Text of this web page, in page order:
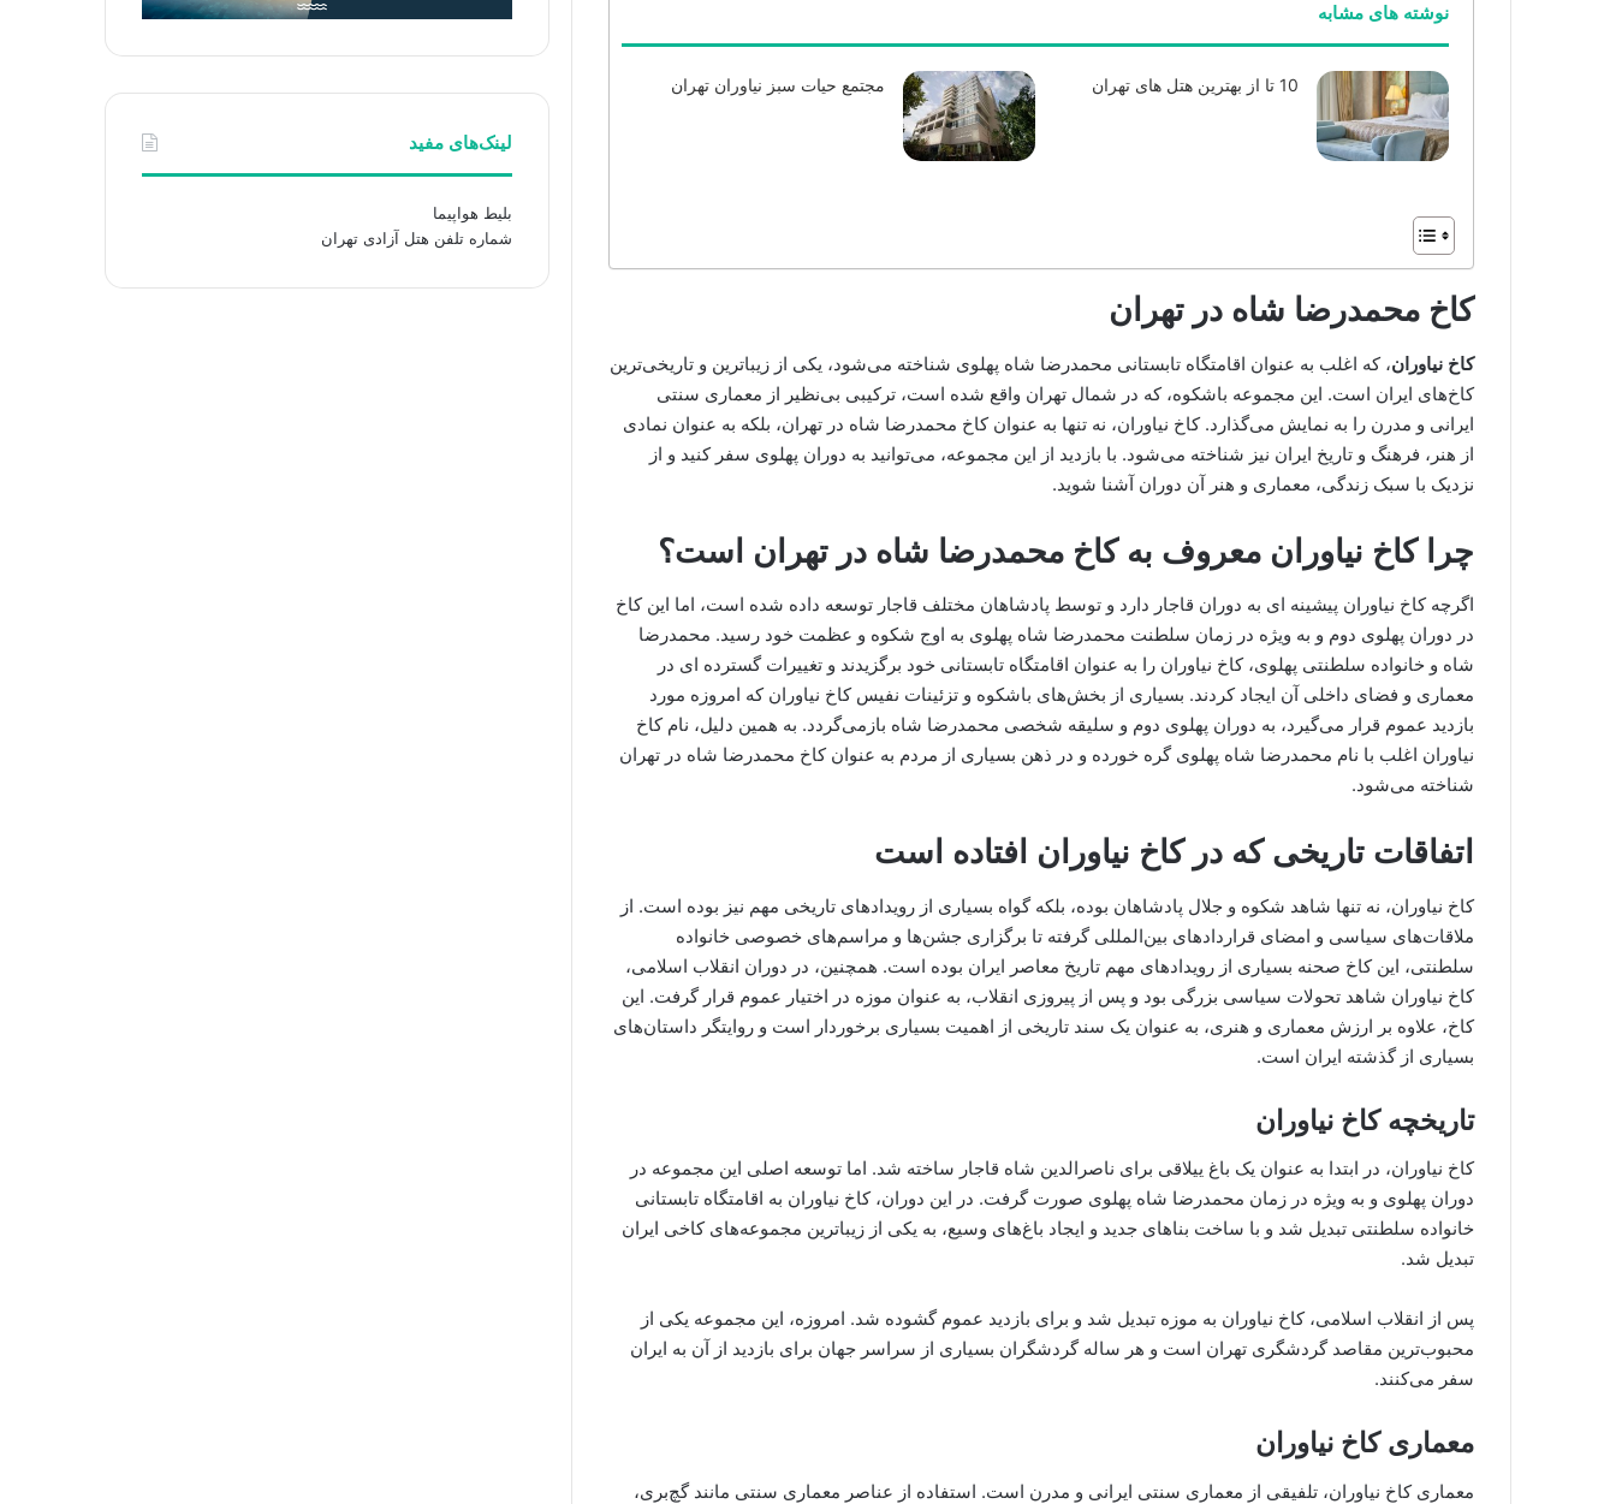
نوشته های مشابه
10 تا از بهترین هتل های تهران مجتمع حیات سبز نیاوران تهران
کاخ محمدرضا شاه در تهران
کاخ نیاوران، که اغلب به عنوان اقامتگاه تابستانی محمدرضا شاه پهلوی شناخته می‌شود، یکی از زیباترین و تاریخی‌ترین
کاخ‌های ایران است. این مجموعه باشکوه، که در شمال تهران واقع شده است، ترکیبی بی‌نظیر از معماری سنتی
ایرانی و مدرن را به نمایش می‌گذارد. کاخ نیاوران، نه تنها به عنوان کاخ محمدرضا شاه در تهران، بلکه به عنوان نمادی
از هنر، فرهنگ و تاریخ ایران نیز شناخته می‌شود. با بازدید از این مجموعه، می‌توانید به دوران پهلوی سفر کنید و از
نزدیک با سبک زندگی، معماری و هنر آن دوران آشنا شوید.
چرا کاخ نیاوران معروف به کاخ محمدرضا شاه در تهران است؟
اگرچه کاخ نیاوران پیشینه ای به دوران قاجار دارد و توسط پادشاهان مختلف قاجار توسعه داده شده است، اما این کاخ
در دوران پهلوی دوم و به ویژه در زمان سلطنت محمدرضا شاه پهلوی به اوج شکوه و عظمت خود رسید. محمدرضا
شاه و خانواده سلطنتی پهلوی، کاخ نیاوران را به عنوان اقامتگاه تابستانی خود برگزیدند و تغییرات گسترده ای در
معماری و فضای داخلی آن ایجاد کردند. بسیاری از بخش‌های باشکوه و تزئینات نفیس کاخ نیاوران که امروزه مورد
بازدید عموم قرار می‌گیرد، به دوران پهلوی دوم و سلیقه شخصی محمدرضا شاه بازمی‌گردد. به همین دلیل، نام کاخ
نیاوران اغلب با نام محمدرضا شاه پهلوی گره خورده و در ذهن بسیاری از مردم به عنوان کاخ محمدرضا شاه در تهران
شناخته می‌شود.
اتفاقات تاریخی که در کاخ نیاوران افتاده است
کاخ نیاوران، نه تنها شاهد شکوه و جلال پادشاهان بوده، بلکه گواه بسیاری از رویدادهای تاریخی مهم نیز بوده است. از
ملاقات‌های سیاسی و امضای قراردادهای بین‌المللی گرفته تا برگزاری جشن‌ها و مراسم‌های خصوصی خانواده
سلطنتی، این کاخ صحنه بسیاری از رویدادهای مهم تاریخ معاصر ایران بوده است. همچنین، در دوران انقلاب اسلامی،
کاخ نیاوران شاهد تحولات سیاسی بزرگی بود و پس از پیروزی انقلاب، به عنوان موزه در اختیار عموم قرار گرفت. این
کاخ، علاوه بر ارزش معماری و هنری، به عنوان یک سند تاریخی از اهمیت بسیاری برخوردار است و روایتگر داستان‌های
بسیاری از گذشته ایران است.
تاریخچه کاخ نیاوران
کاخ نیاوران، در ابتدا به عنوان یک باغ ییلاقی برای ناصرالدین شاه قاجار ساخته شد. اما توسعه اصلی این مجموعه در
دوران پهلوی و به ویژه در زمان محمدرضا شاه پهلوی صورت گرفت. در این دوران، کاخ نیاوران به اقامتگاه تابستانی
خانواده سلطنتی تبدیل شد و با ساخت بناهای جدید و ایجاد باغ‌های وسیع، به یکی از زیباترین مجموعه‌های کاخی ایران
تبدیل شد.
پس از انقلاب اسلامی، کاخ نیاوران به موزه تبدیل شد و برای بازدید عموم گشوده شد. امروزه، این مجموعه یکی از
محبوب‌ترین مقاصد گردشگری تهران است و هر ساله گردشگران بسیاری از سراسر جهان برای بازدید از آن به ایران
سفر می‌کنند.
معماری کاخ نیاوران
معماری کاخ نیاوران، تلفیقی از معماری سنتی ایرانی و مدرن است. استفاده از عناصر معماری سنتی مانند گچ‌بری،
لینک‌های مفید
بلیط هواپیما
شماره تلفن هتل آزادی تهران